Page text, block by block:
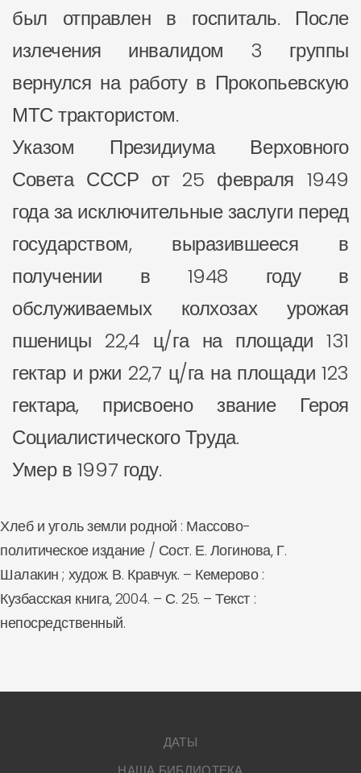
был отправлен в госпиталь. После
излечения инвалидом 3 группы
вернулся на работу в Прокопьевскую
МТС трактористом.
Указом Президиума Верховного
Совета СССР от 25 февраля 1949
года за исключительные заслуги перед
государством, выразившееся в
получении в 1948 году в
обслуживаемых колхозах урожая
пшеницы 22,4 ц/га на площади 131
гектар и ржи 22,7 ц/га на площади 123
гектара, присвоено звание Героя
Социалистического Труда.
Умер в 1997 году.
Хлеб и уголь земли родной : Массово-
политическое издание / Сост. Е. Логинова, Г.
Шалакин ; худож. В. Кравчук. – Кемерово :
Кузбасская книга, 2004. – С. 25. – Текст :
непосредственный.
ДАТЫ